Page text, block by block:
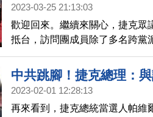
2023-03-25 21:13:03
歡迎回來。繼續來關心，捷克眾
抵台，訪問團成員除了多名跨黨
官員，與眾多領域企業界代表，
訪台規模最大的訪團，宛如捷克
就是台灣的朋友，是最友好台灣
中共跳腳！捷克總理：
2023-02-01 12:28:13
再來看到，捷克總統當選人帕維